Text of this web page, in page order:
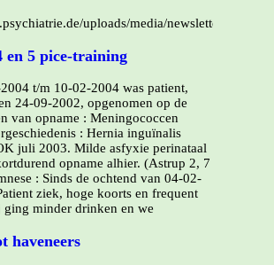
uploads/media/
en 5 pice-training
t/m 10-02-2004 was patient,
24-09-2002, opgenomen op de
van opname : Meningococcen
: Hernia inguïnalis
juli 2003. Milde asfyxie perinataal
opname alhier. (Astrup 2, 7
: Sinds de ochtend van 04-02-
ziek, hoge koorts en frequent
minder drinken en we
haveneers